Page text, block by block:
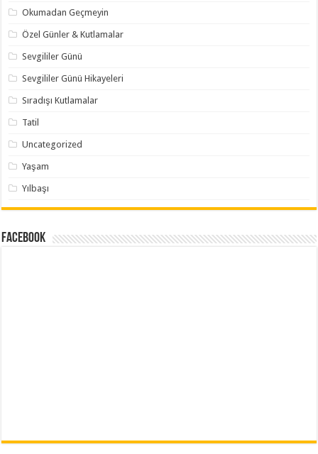
Okumadan Geçmeyin
Özel Günler & Kutlamalar
Sevgililer Günü
Sevgililer Günü Hikayeleri
Sıradışı Kutlamalar
Tatil
Uncategorized
Yaşam
Yılbaşı
Facebook